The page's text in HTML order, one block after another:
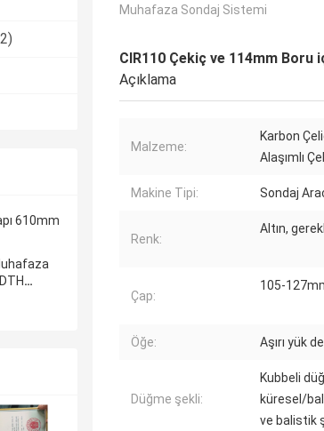
610mm
Muhafaza Sondaj Sistemi
CIR110 Çekiç ve 114mm
Açıklama
Malzeme:
Karbon
Alaşımlı
Makine Tipi: Sondaj
Renk:
Altın,
Çap:
105-
Öğe: Aşırı yük
Düğme şekli:
Kubbeli
küresel/
ve balistik